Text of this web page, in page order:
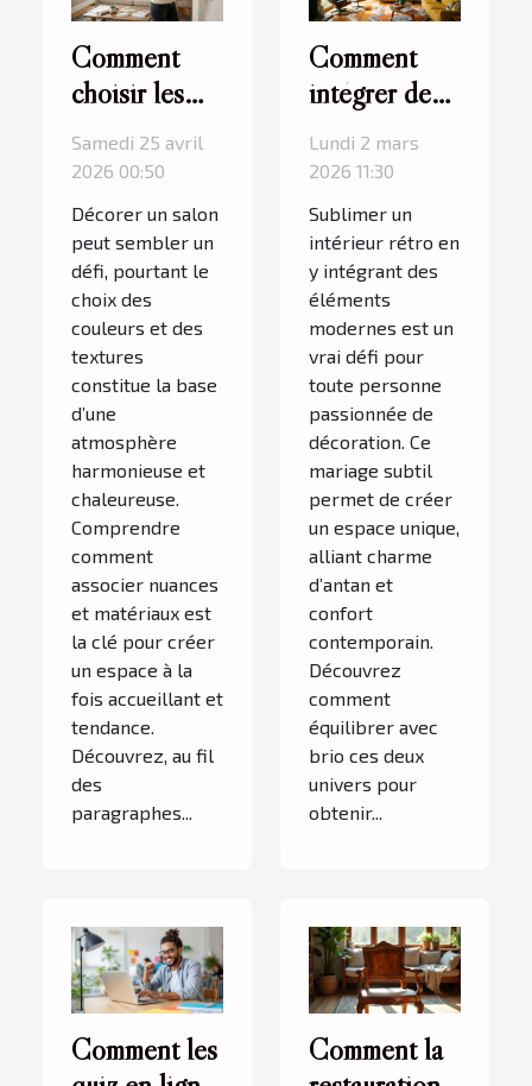
Comment
choisir les
couleurs et
les textures
pour votre
salon ?
Samedi 25 avril
2026 00:50
Décorer un salon
peut sembler un
défi, pourtant le
choix des
couleurs et des
textures
constitue la base
d’une
atmosphère
harmonieuse et
chaleureuse.
Comprendre
comment
associer nuances
et matériaux est
la clé pour créer
un espace à la
fois accueillant et
tendance.
Découvrez, au fil
des
paragraphes...
Comment
intégrer des
éléments
modernes
dans un
décor rétro ?
Lundi 2 mars
2026 11:30
Sublimer un
intérieur rétro en
y intégrant des
éléments
modernes est un
vrai défi pour
toute personne
passionnée de
décoration. Ce
mariage subtil
permet de créer
un espace unique,
alliant charme
d’antan et
confort
contemporain.
Découvrez
comment
équilibrer avec
brio ces deux
univers pour
obtenir...
Comment les
Comment la